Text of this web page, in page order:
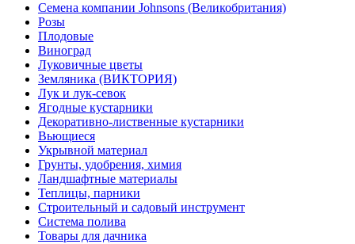
Семена компании Johnsons (Великобритания)
Розы
Плодовые
Виноград
Луковичные цветы
Земляника (ВИКТОРИЯ)
Лук и лук-севок
Ягодные кустарники
Декоративно-лиственные кустарники
Вьющиеся
Укрывной материал
Грунты, удобрения, химия
Ландшафтные материалы
Теплицы, парники
Строительный и садовый инструмент
Система полива
Товары для дачника